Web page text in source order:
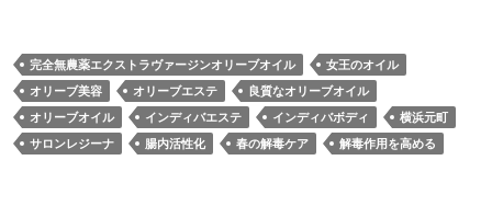
完全無農薬エクストラヴァージンオリーブオイル
女王のオイル
オリーブ美容
オリーブエステ
良質なオリーブオイル
オリーブオイル
インディバエステ インディバボディ
横浜元町
サロンレジーナ
腸内活性化 春の解毒ケア 解毒作用を高める